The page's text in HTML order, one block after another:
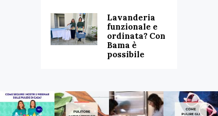
Lavanderia
funzionale e
ordinata? Con
Bama è
possibile